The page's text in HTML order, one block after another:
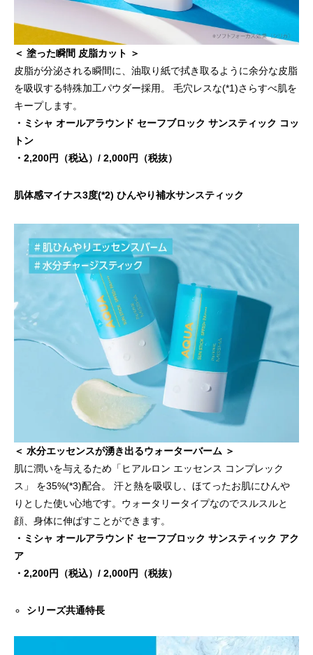
＜ 塗った瞬間 皮脂カット ＞
皮脂が分泌される瞬間に、油取り紙で拭き取るように余分な皮脂
を吸収する特殊加工パウダー採用。 毛穴レスな(*1)さらすべ肌を
キープします。
・ミシャ オールアラウンド セーフブロック サンスティック コッ
トン
・2,200円（税込）/ 2,000円（税抜）
肌体感マイナス3度(*2) ひんやり補水サンスティック
＜ 水分エッセンスが湧き出るウォーターバーム ＞
肌に潤いを与えるため「ヒアルロン エッセンス コンプレック
ス」 を35%(*3)配合。 汗と熱を吸収し、ほてったお肌にひんや
りとした使い心地です。ウォータリータイプなのでスルスルと
顔、身体に伸ばすことができます。
・ミシャ オールアラウンド セーフブロック サンスティック アク
ア
・2,200円（税込）/ 2,000円（税抜）
シリーズ共通特長